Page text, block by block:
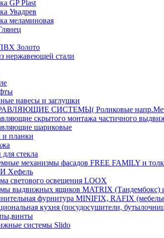
GP Plast
Увадрев
меламиновая
Золото
нержавеющей стали
навесы и заглушки
СИСТЕМЫ( Роликовые
скрытого монтажа частичного
шариковые
и планки
стекла
механизмы фасадов FREE FAMILY и
Хефель
светового освещения LOOX
выдвижных ящиков MATRIX
фурнитура MINIFIX, RAFIX
кухня (посудосушители,
системы Slido